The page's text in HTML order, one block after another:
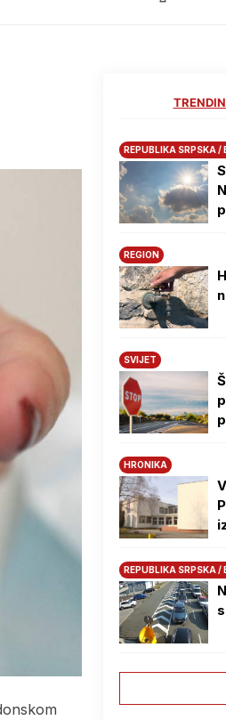
REPUBLIKA SRPSKA /
REGION
SVIJET
HRONIKA
REPUBLIKA SRPSKA /